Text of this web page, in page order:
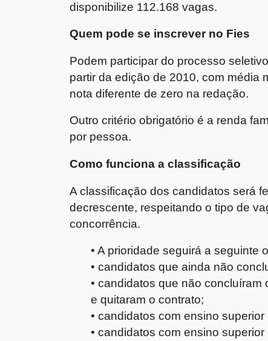
disponibilize 112.168 vagas.
Quem pode se inscrever no Fies
Podem participar do processo
partir da edição de 2010, com média
nota diferente de zero na redação.
Outro critério obrigatório é a renda
por pessoa.
Como funciona a classificação
A classificação dos candidatos será
decrescente, respeitando o tipo de
concorrência.
• A prioridade seguirá a seguinte
• candidatos que ainda não
• candidatos que não concluíram
e quitaram o contrato;
• candidatos com ensino
• candidatos com ensino